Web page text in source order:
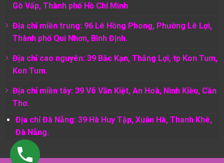
Gò Vấp, Thành phố Hồ Chí Minh
Địa chỉ miền trung: 96 Lê Hồng Phong, Phường Lê Lợi,
Thành phố Qui Nhơn, Bình Định.
Địa chỉ cao nguyên: 39 Bắc Kạn, Thắng Lợi, tp Kon Tum,
Kon Tum.
Địa chỉ miền tây: 39 Võ Văn Kiệt, An Hoà, Ninh Kiều, Cần
Thơ.
Địa chỉ Đà Nẵng: 39 Hà Huy Tập, Xuân Hà, Thanh Khê,
Đà Nẵng.